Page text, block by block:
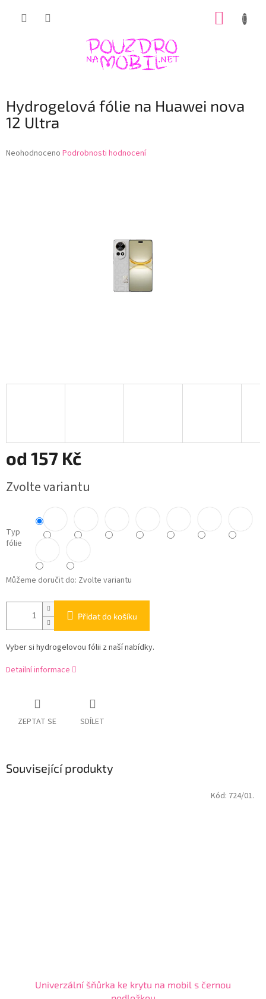
Hydrogelová fólie na Huawei nova
12 Ultra
Průměrné
Neohodnoceno Podrobnosti hodnocení
od 157 Kč
cena:
Zvolte variantu
Typ
fólie
Můžeme doručit do: Zvolte variantu
Přidat do košíku
Vyber si hydrogelovou fólii z naší nabídky.
Detailní informace
ZEPTAT SE SDÍLET
Související produkty
Univerzální šňůrka ke krytu na mobil s černou
Kód: 724/01.